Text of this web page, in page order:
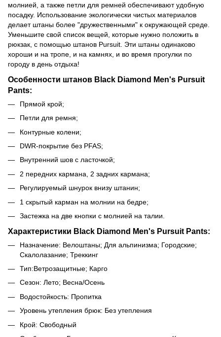
молнией, а также петли для ремней обеспечивают удобную
посадку. Использование экологически чистых материалов
делает штаны более "дружественными" к окружающей среде.
Уменьшите свой список вещей, которые нужно положить в
рюкзак, с помощью штанов Pursuit. Эти штаны одинаково
хороши и на тропе, и на камнях, и во время прогулки по
городу в день отдыха!
Особенности штанов Black Diamond Men's Pursuit
Pants:
Прямой крой;
Петли для ремня;
Контурные колени;
DWR-покрытие без PFAS;
Внутренний шов с ласточкой;
2 передних кармана, 2 задних кармана;
Регулируемый шнурок внизу штанин;
1 скрытый карман на молнии на бедре;
Застежка на две кнопки с молнией на талии.
Характеристики Black Diamond Men's Pursuit Pants:
Назначение: Велоштаны; Для альпинизма; Городские;
Скалолазание; Треккинг
Тип:Ветрозащитные; Карго
Сезон: Лето; Весна/Осень
Водостойкость: Пропитка
Уровень утепления брюк: Без утепления
Крой: Свободный